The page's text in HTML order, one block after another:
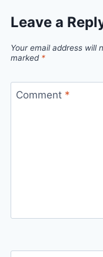
Leave a
Your email address will
marked *
Comment *